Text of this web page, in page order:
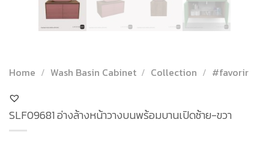
Home / Wash Basin Cabinet / Collection / #favorir
SLF09681 อ่างล้างหน้าวางบนพร้อมบานเปิดซ้าย-ขวา